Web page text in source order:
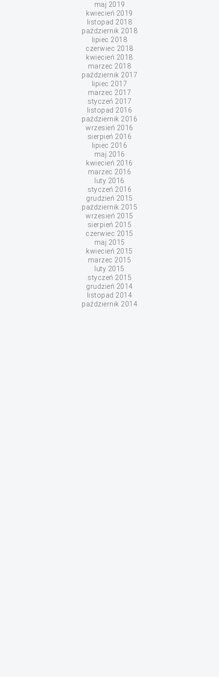
maj 2019
kwiecień 2019
listopad 2018
październik 2018
lipiec 2018
czerwiec 2018
kwiecień 2018
marzec 2018
październik 2017
lipiec 2017
marzec 2017
styczeń 2017
listopad 2016
październik 2016
wrzesień 2016
sierpień 2016
lipiec 2016
maj 2016
kwiecień 2016
marzec 2016
luty 2016
styczeń 2016
grudzień 2015
październik 2015
wrzesień 2015
sierpień 2015
czerwiec 2015
maj 2015
kwiecień 2015
marzec 2015
luty 2015
styczeń 2015
grudzień 2014
listopad 2014
październik 2014